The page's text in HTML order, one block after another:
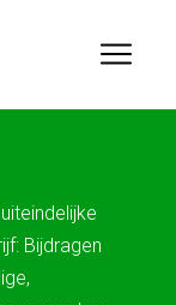
Bijdragen